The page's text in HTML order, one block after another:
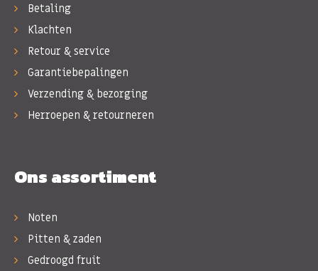
Betaling
Klachten
Retour & service
Garantiebepalingen
Verzending & bezorging
Herroepen & retourneren
Ons assortiment
Noten
Pitten & zaden
Gedroogd fruit